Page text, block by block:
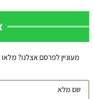
מעוניין לפרסם אצלנו?